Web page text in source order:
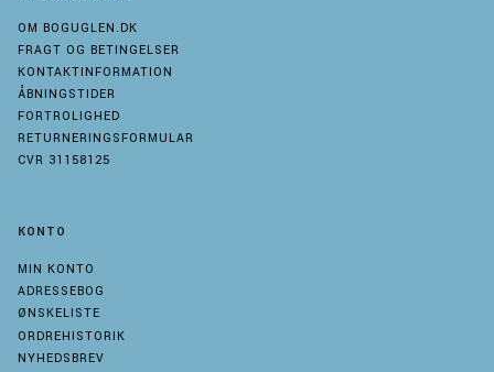
OM BOGUGLEN.DK
FRAGT OG BETINGELSER
KONTAKTINFORMATION
ÅBNINGSTIDER
FORTROLIGHED
RETURNERINGSFORMULAR
CVR 31158125
KONTO
MIN KONTO
ADRESSEBOG
ØNSKELISTE
ORDREHISTORIK
NYHEDSBREV